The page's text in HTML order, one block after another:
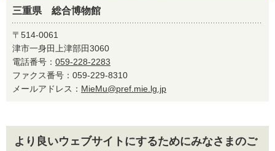
三重県 総合博物館
〒514-0061
津市一身田上津部田3060
電話番号： 059-228-2283
ファクス番号：059-229-8310
メールアドレス： MieMu@pref.mie.lg.jp
より良いウェブサイトにするためにみなさまのご